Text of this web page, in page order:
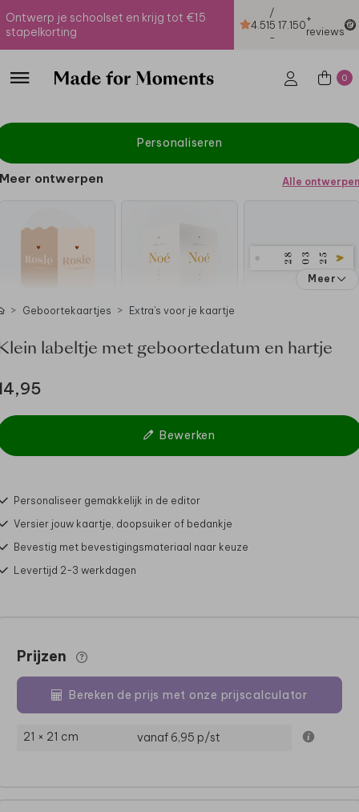
Ontwerp je schoolset en krijg tot €15
stapelkorting
4.51
/
5
-
17.150+
reviews
0
Personaliseren
Meer ontwerpen Alle ontwerpen
Meer
Geboortekaartjes Extra's voor je kaartje
labeltje met geboortedatum en hartje
Bewerken
Personaliseer gemakkelijk in de editor
Versier jouw kaartje, doopsuiker of bedankje
Bevestig met bevestigingsmateriaal naar keuze
Levertijd 2-3 werkdagen
Prijzen
Bereken de prijs met onze prijscalculator
21 × 21 cm vanaf 6,95 p/st